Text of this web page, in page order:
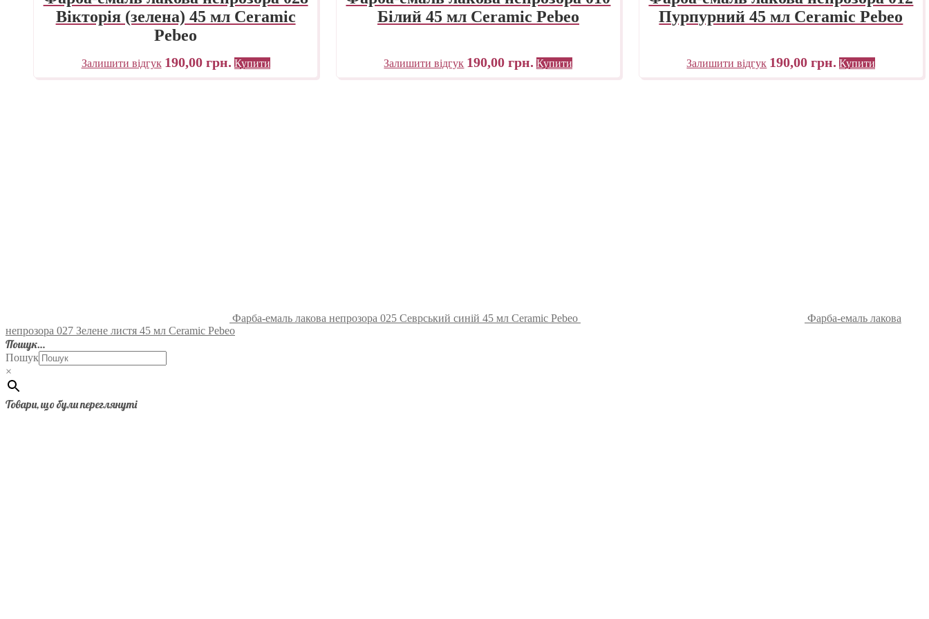
Вікторія (зелена) 45 мл Ceramic
Pebeo
Залишити відгук 190,00 грн. Купити
Білий 45 мл Ceramic Pebeo
Залишити відгук 190,00грн. Купити
Пурпурний 45 мл Ceramic Pebeo
Залишити відгук 190,00грн. Купити
Фарба-емаль лакова непрозора 025 Севрський синій 45 мл Ceramic Pebeo
Фарба-емаль лакова
непрозора 027 Зелене листя 45 мл Ceramic Pebeo
Пошук…
Пошук
×
Товари, що були переглянуті